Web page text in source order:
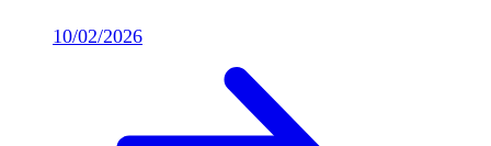
10/02/2026